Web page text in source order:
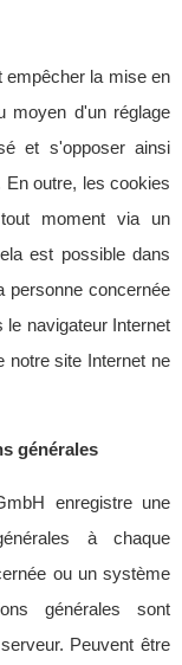
empêcher la mise en
moyen d'un réglage
et s'opposer ainsi
outre, les cookies
moment via un
est possible dans
personne concernée
navigateur Internet
notre site Internet ne
générales
enregistre une
à chaque
ou un système
générales sont
Peuvent être